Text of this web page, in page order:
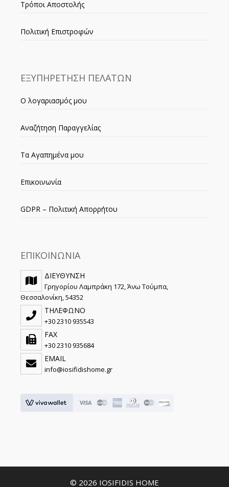
Τρόποι Αποστολής
Πολιτική Επιστροφών
ΕΞΥΠΗΡΕΤΗΣΗ ΠΕΛΑΤΩΝ
Ο λογαριασμός μου
Αναζήτηση Παραγγελίας
Τα Αγαπημένα μου
Επικοινωνία
GDPR – Πολιτική Απορρήτου
ΕΠΙΚΟΙΝΩΝΙΑ
ΔΙΕΥΘΥΝΣΗ
Γρηγορίου Λαμπράκη 172, Άνω Τούμπα,
Θεσσαλονίκη, 54352
ΤΗΛΕΦΩΝΟ
+30 2310 935543
FAX
+30 2310 935684
EMAIL
info@iosifidishome.gr
© 2026 IOSIFIDIS HOME